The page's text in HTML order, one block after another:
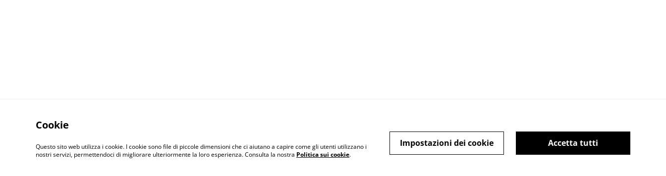
Contact Us Legal Terms Privacy Policy Cookie Policy
Cookie
Questo sito web utilizza i cookie. I cookie sono file di piccole dimensioni che ci aiutano a capire come gli utenti utilizzano i
nostri servizi, permettendoci di migliorare ulteriormente la loro esperienza. Consulta la nostra Politica sui cookie.
Accetta tutti
Impostazioni dei cookie